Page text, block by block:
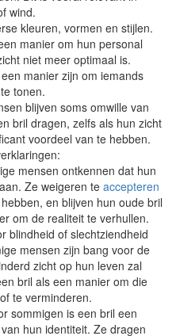
wind.
kleuren, vormen en stijlen.
manier om hun personal
niet meer optimaal is.
manier zijn om iemands
tonen.
blijven soms omwille van
bril dragen, zelfs als hun zicht
voordeel van te hebben.
mensen ontkennen dat hun
Ze weigeren te accepteren
en blijven hun oude bril
om de realiteit te verhullen.
blindheid of slechtziendheid
mensen zijn bang voor de
zicht op hun leven zal
bril als een manier om die
te verminderen.
sommigen is een bril een
hun identiteit. Ze dragen